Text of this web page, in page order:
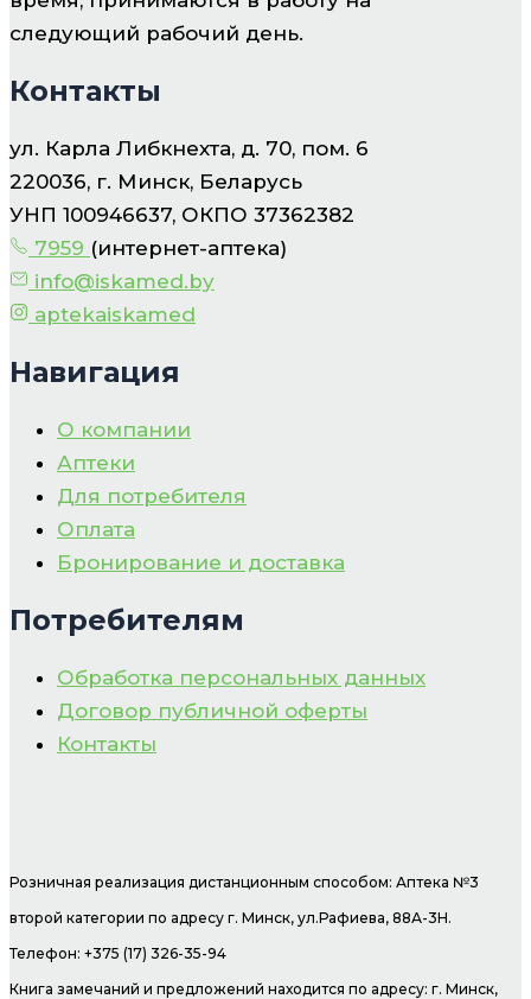
следующий рабочий день.
Контакты
ул. Карла Либкнехта, д. 70, пом. 6
220036, г. Минск, Беларусь
УНП 100946637, ОКПО 37362382
7959 (интернет-аптека)
info@iskamed.by
aptekaiskamed
Навигация
О компании
Аптеки
Для потребителя
Оплата
Бронирование и доставка
Потребителям
Обработка персональных данных
Договор публичной оферты
Контакты
Розничная реализация дистанционным способом: Аптека №3
второй категории по адресу г. Минск, ул.Рафиева, 88А-3Н.
Телефон: +375 (17) 326-35-94
Книга замечаний и предложений находится по адресу: г. Минск,